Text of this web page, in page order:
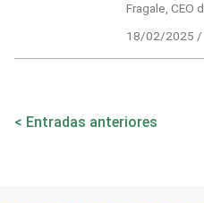
Fragale, CEO
18/02/2025 /
Navegación
Entradas anteriores